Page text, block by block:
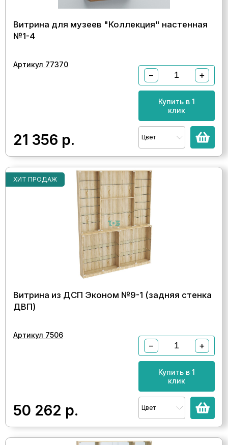
Витрина для музеев "Коллекция" настенная
№1-4
Артикул 77370
21 356 р.
− +
Купить в 1
клик
Цвет
ХИТ ПРОДАЖ
Витрина из ДСП Эконом №9-1 (задняя стенка
ДВП)
Артикул 7506
50 262 р.
− +
Купить в 1
клик
Цвет